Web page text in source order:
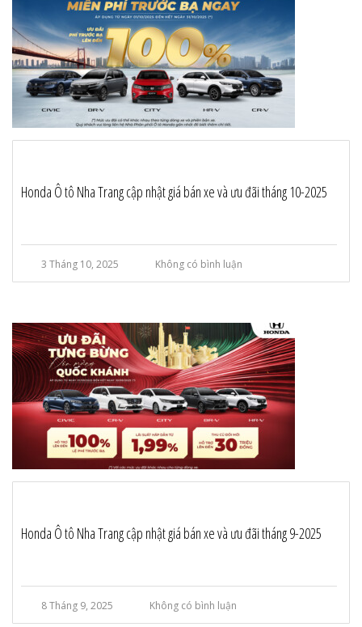
Honda Ô tô Nha Trang cập nhật giá bán xe và ưu đãi tháng 10-2025
3 Tháng 10, 2025 Không có bình luận
Honda Ô tô Nha Trang cập nhật giá bán xe và ưu đãi tháng 9-2025
8 Tháng 9, 2025 Không có bình luận